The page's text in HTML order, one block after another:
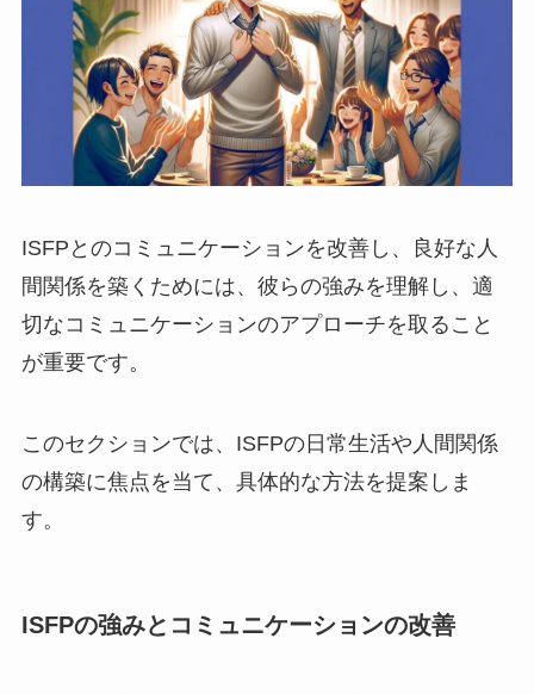
ISFPとのコミュニケーションを改善し、良好な人
間関係を築くためには、彼らの強みを理解し、適
切なコミュニケーションのアプローチを取ること
が重要です。
このセクションでは、ISFPの日常生活や人間関係
の構築に焦点を当て、具体的な方法を提案しま
す。
ISFPの強みとコミュニケーションの改善